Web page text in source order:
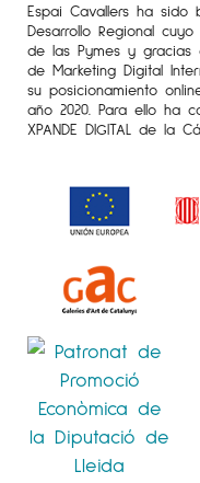
Espai Cavallers ha sido
Desarrollo Regional
de las Pymes y gracias
de Marketing Digital
su posicionamiento
año 2020. Para ello ha
XPANDE DIGITAL de la